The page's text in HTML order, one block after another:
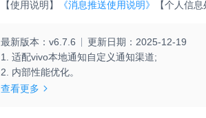
【使用说明】
《消息推送使用说明》 【个人信息
最新版本： v6.7.6 更新日期： 2025-12-19
1. 适配vivo本地通知自定义通知渠道;
2. 内部性能优化。
查看更多